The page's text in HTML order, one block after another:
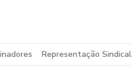
Representação Sindical